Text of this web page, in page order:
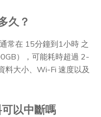
久？
常在 15分鐘到1小時 之
），可能耗時超過 2-
料大小、Wi-Fi 速度以及
以中斷嗎